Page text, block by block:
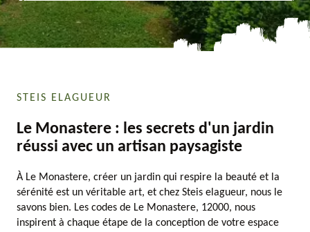
STEIS ELAGUEUR
Le Monastere : les secrets d'un jardin
réussi avec un artisan paysagiste
À Le Monastere, créer un jardin qui respire la beauté et la
sérénité est un véritable art, et chez Steis elagueur, nous le
savons bien. Les codes de Le Monastere, 12000, nous
inspirent à chaque étape de la conception de votre espace